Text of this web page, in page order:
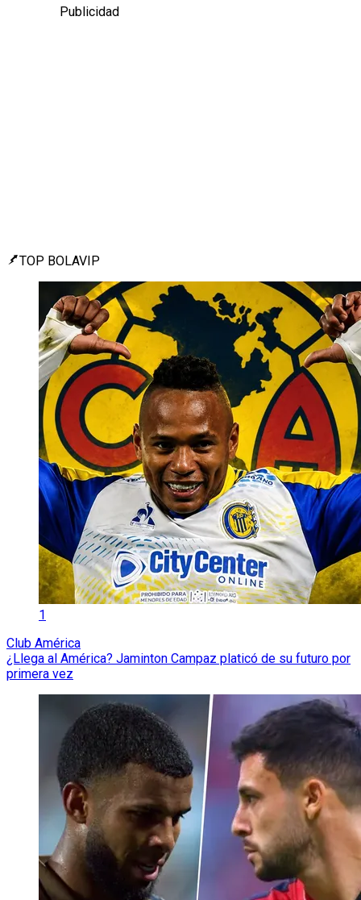
Publicidad
TOP BOLAVIP
1
Club América
¿Llega al América? Jaminton Campaz platicó de su futuro por
primera vez